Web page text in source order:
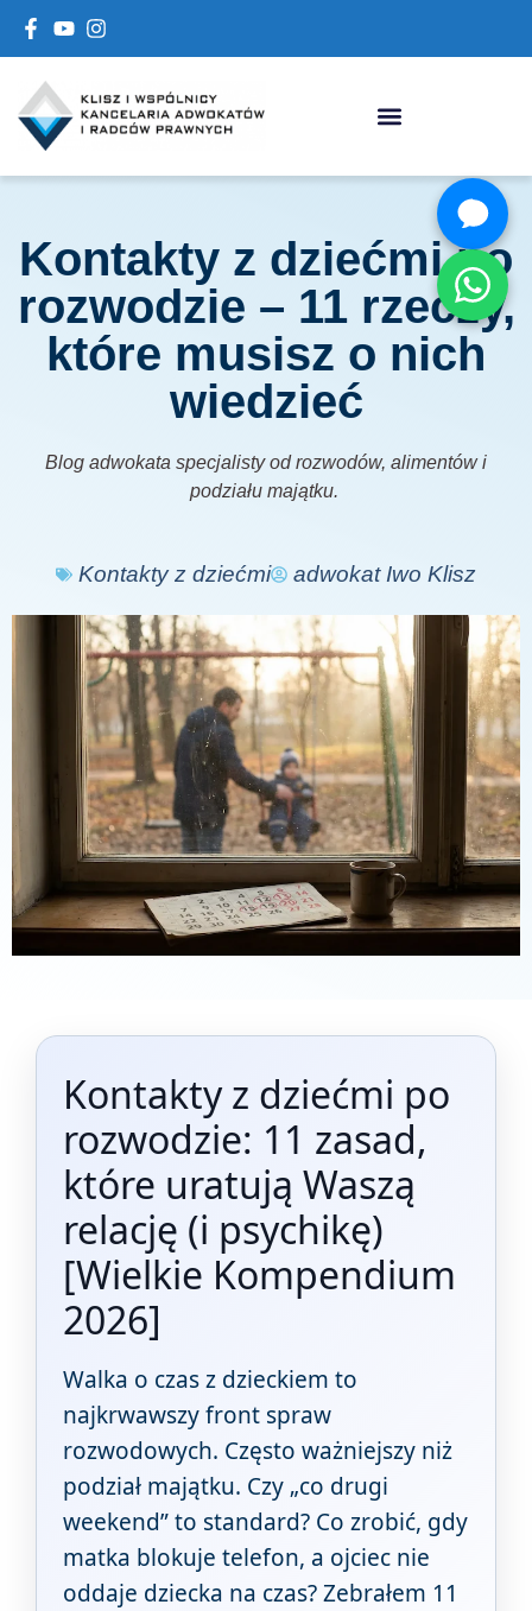
Kontakty z dziećmi po
rozwodzie – 11 rzeczy,
które musisz o nich
wiedzieć
Blog adwokata specjalisty od rozwodów, alimentów i
podziału majątku.
Kontakty z dziećmi adwokat Iwo Klisz
Kontakty z dziećmi po
rozwodzie: 11 zasad,
które uratują Waszą
relację (i psychikę)
[Wielkie Kompendium
2026]
Walka o czas z dzieckiem to
najkrwawszy front spraw
rozwodowych. Często ważniejszy niż
podział majątku. Czy „co drugi
weekend” to standard? Co zrobić, gdy
matka blokuje telefon, a ojciec nie
oddaje dziecka na czas? Zebrałem 11